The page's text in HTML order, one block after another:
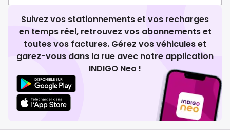
Suivez vos stationnements et vos recharges
en temps réel, retrouvez vos abonnements et
toutes vos factures. Gérez vos véhicules et
garez-vous dans la rue avec notre application
INDIGO Neo !